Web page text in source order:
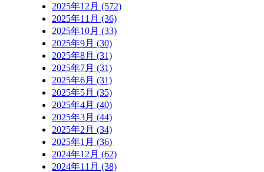
2025年12月 (572)
2025年11月 (36)
2025年10月 (33)
2025年9月 (30)
2025年8月 (31)
2025年7月 (31)
2025年6月 (31)
2025年5月 (35)
2025年4月 (40)
2025年3月 (44)
2025年2月 (34)
2025年1月 (36)
2024年12月 (62)
2024年11月 (38)